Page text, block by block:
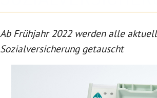
Ab Frühjahr 2022 werden alle
Sozialversicherung getauscht